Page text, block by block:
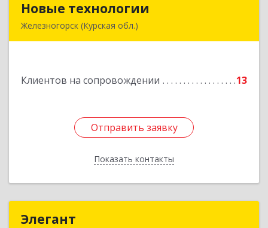
Новые технологии
Железногорск (Курская обл.)
Клиентов на сопровождении 13
Отправить заявку
Показать контакты
Новые технологии
Отправить заявку
Назад
Элегант